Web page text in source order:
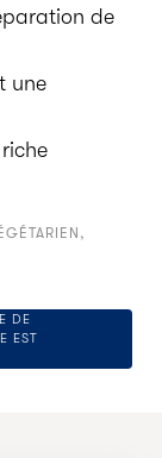
de
une
DE
EST